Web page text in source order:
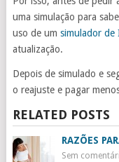
uma simulação para
uso de um simulador de
atualização.
Depois de simulado e
o reajuste e pagar
RELATED POSTS
RAZÕES
Sem